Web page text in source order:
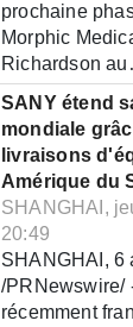
prochaine
Morphic
Richardson
SANY étend
mondiale
livraisons
Amérique du
SHANGHAI,
20:49
SHANGHAI, 6
/PRNewswire/
récemment